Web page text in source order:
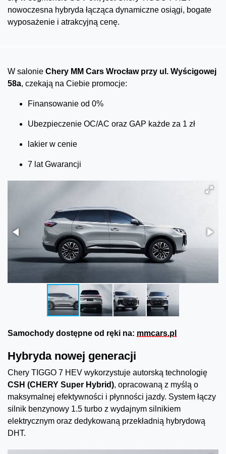
nowoczesna hybryda łącząca dynamiczne osiągi, bogate
wyposażenie i atrakcyjną cenę.
W salonie Chery MM Cars Wrocław przy ul. Wyścigowej
58a, czekają na Ciebie promocje:
Finansowanie od 0%
Ubezpieczenie OC/AC oraz GAP każde za 1 zł
lakier w cenie
7 lat Gwarancji
Samochody dostępne od ręki na: mmcars.pl
Hybryda nowej generacji
Chery TIGGO 7 HEV wykorzystuje autorską technologię
CSH (CHERY Super Hybrid), opracowaną z myślą o
maksymalnej efektywności i płynności jazdy. System łączy
silnik benzynowy 1.5 turbo z wydajnym silnikiem
elektrycznym oraz dedykowaną przekładnią hybrydową
DHT.